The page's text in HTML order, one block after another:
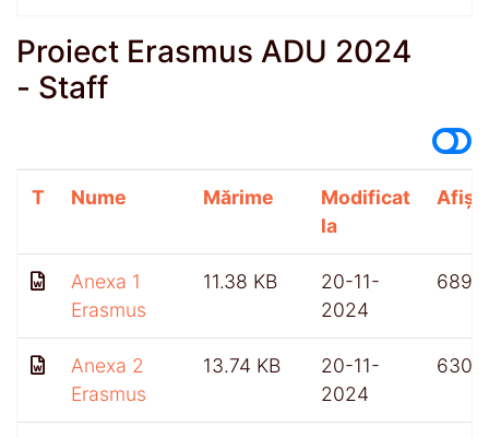
Proiect Erasmus ADU 2024
- Staff
T Nume Mărime
Modificat
la
Anexa 1
Erasmus
11.38 KB
20-11-
2024
689
Anexa 2
Erasmus
13.74 KB
20-11-
2024
630